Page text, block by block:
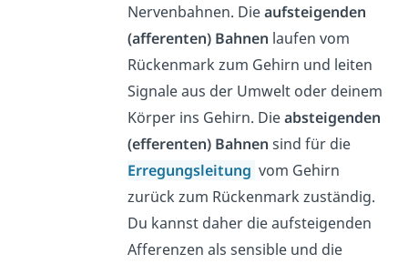
Nervenbahnen. Dieaufsteigenden
(afferenten) Bahnen laufen vom
Rückenmark zum Gehirn und leiten
Signale aus der Umwelt oder deinem
Körper ins Gehirn. Dieabsteigenden
(efferenten) Bahnen sind für die
Erregungsleitung vom Gehirn
zurück zum Rückenmark zuständig.
Du kannst daher die aufsteigenden
Afferenzen als sensible und die